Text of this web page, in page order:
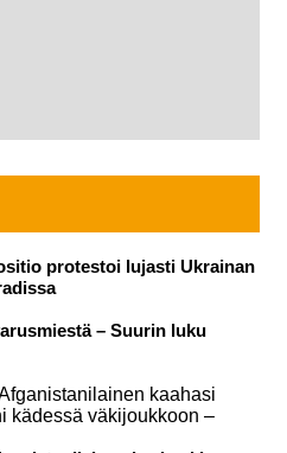
protestoi lujasti Ukrainan
– Suurin luku